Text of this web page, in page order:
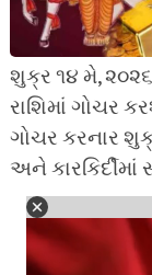
શુક્ર ૧૪ મે,
રાશિમાં ગોચર
ગોચર કરનાર
અને